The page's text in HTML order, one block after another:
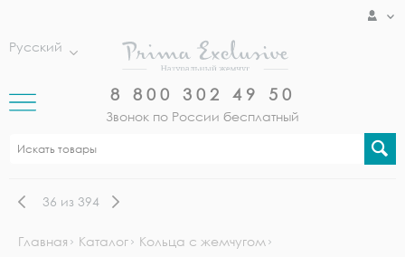
Русский
8 800 302 49 50
Звонок по России бесплатный
36 из 394
Главная Каталог
Кольца с жемчугом